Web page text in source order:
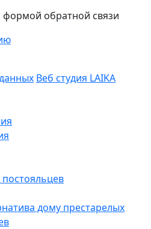
обратной связи
Веб студия LAIKA
дому престарелых